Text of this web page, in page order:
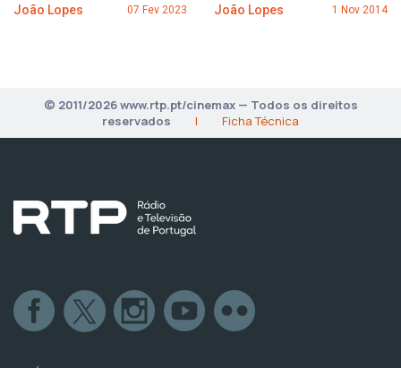
João Lopes 07 Fev 2023 João Lopes 1 Nov 2014
© 2011/2026 www.rtp.pt/cinemax — Todos os direitos
reservados
| Ficha Técnica